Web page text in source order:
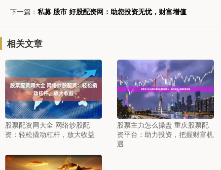
下一篇： 私募 股市 好股配资网：助您投资无忧，财富增值
相关文章
股票配资网大全 网络炒股配
资：轻松撬动杠杆，放大收益
股票主力怎么操盘 重庆股票配
资平台：助力投资，把握财富机
遇